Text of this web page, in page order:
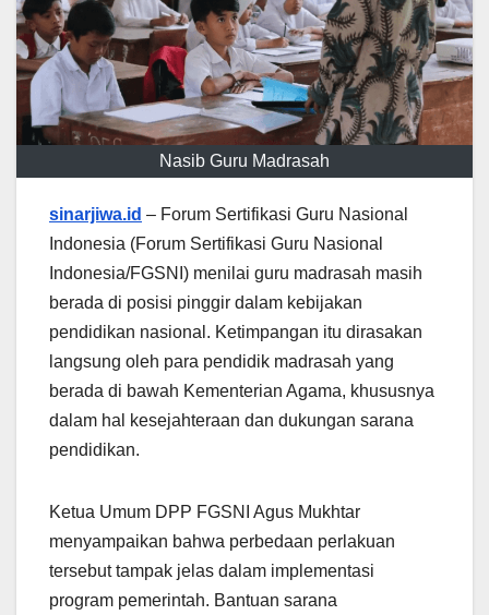
Nasib Guru Madrasah
sinarjiwa.id – Forum Sertifikasi Guru Nasional
Indonesia (Forum Sertifikasi Guru Nasional
Indonesia/FGSNI) menilai guru madrasah masih
berada di posisi pinggir dalam kebijakan
pendidikan nasional. Ketimpangan itu dirasakan
langsung oleh para pendidik madrasah yang
berada di bawah Kementerian Agama, khususnya
dalam hal kesejahteraan dan dukungan sarana
pendidikan.
Ketua Umum DPP FGSNI Agus Mukhtar
menyampaikan bahwa perbedaan perlakuan
tersebut tampak jelas dalam implementasi
program pemerintah. Bantuan sarana